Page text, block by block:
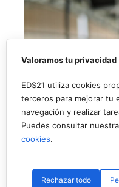
Valoramos tu privacidad
EDS21 utiliza cookies
terceros para mejorar tu
navegación y realizar
Puedes consultar nuestra
cookies.
Rechazar todo